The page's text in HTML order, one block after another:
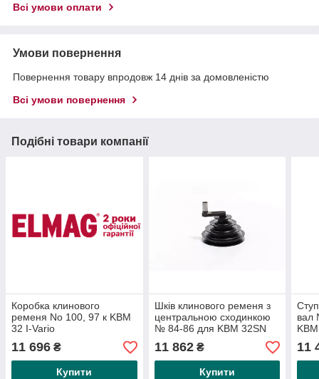
Всі умови оплати
Умови повернення
Повернення товару впродовж 14 днів за домовленістю
Всі умови повернення
Подібні товари компанії
Коробка клинового
ременя No 100, 97 к KBM
32 I-Vario
11 696 ₴
Купити
Шків клинового ременя з
центральною сходинкою
№ 84-86 для KBM 32SN
11 862₴
Купити
вал
11